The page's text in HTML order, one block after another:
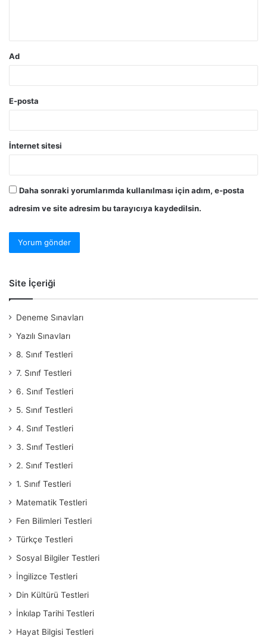
Ad
E-posta
İnternet sitesi
Daha sonraki yorumlarımda kullanılması için adım, e-posta
adresim ve site adresim bu tarayıcıya kaydedilsin.
Site İçeriği
Deneme Sınavları
Yazılı Sınavları
8. Sınıf Testleri
7. Sınıf Testleri
6. Sınıf Testleri
5. Sınıf Testleri
4. Sınıf Testleri
3. Sınıf Testleri
2. Sınıf Testleri
1. Sınıf Testleri
Matematik Testleri
Fen Bilimleri Testleri
Türkçe Testleri
Sosyal Bilgiler Testleri
İngilizce Testleri
Din Kültürü Testleri
İnkılap Tarihi Testleri
Hayat Bilgisi Testleri